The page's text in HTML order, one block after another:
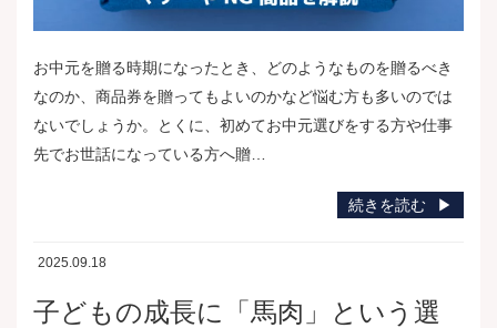
お中元を贈る時期になったとき、どのようなものを贈るべき
なのか、商品券を贈ってもよいのかなど悩む方も多いのでは
ないでしょうか。とくに、初めてお中元選びをする方や仕事
先でお世話になっている方へ贈…
続きを読む
2025.09.18
子どもの成長に「馬肉」という選